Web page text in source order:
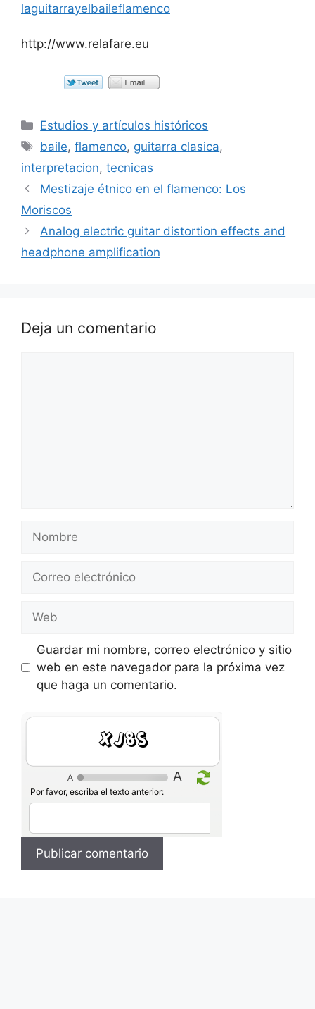
laguitarrayelbaileflamenco
http://www.relafare.eu
Categorías
Estudios y artículos históricos
Etiquetas
baile,flamenco, guitarra clasica,
interpretacion, tecnicas
Mestizaje étnico en el flamenco: Los
Moriscos
Analog electric guitar distortion effects and
headphone amplification
Deja un comentario
electrónico
Guardar mi nombre, correo electrónico y sitio
web en este navegador para la próxima vez
que haga un comentario.
Lo9f
Por favor, escriba el texto anterior: